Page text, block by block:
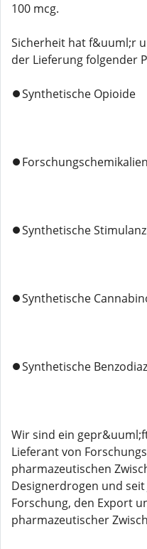
100 mcg.
Sicherheit hat f&uuml;r
der Lieferung folgender
⏺️Synthetische Opioide
⏺️Forschungschemikalien
⏺️Synthetische
⏺️Synthetische
⏺️Synthetische
Wir sind ein
Lieferant von
pharmazeutischen
Designerdrogen und
Forschung, den Export
pharmazeutischer